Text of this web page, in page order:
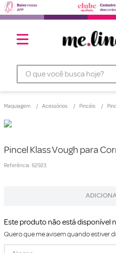
O que você busca hoje?
Maquiagem Acessórios Pincéis
Pincel Klass Vough para
Referência: 62923
Este produto não está disponível
Quero que me avisem quando estiver